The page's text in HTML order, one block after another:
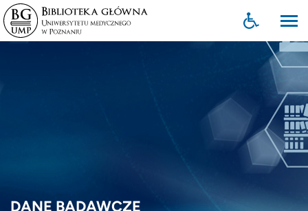
DANE BADAWCZE